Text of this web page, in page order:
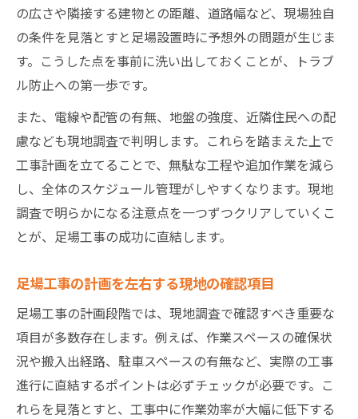
の広さや隣接する建物との距離、道路幅など、現場独自
の条件を見落とすと足場設置時に予想外の問題が生じま
す。こうした点を事前に洗い出しておくことが、トラブ
ル防止への第一歩です。
また、電線や配管の有無、地盤の強度、近隣住民への配
慮なども現地調査で判明します。これらを踏まえた上で
工事計画を立てることで、無駄な工程や追加作業を減ら
し、全体のスケジュール管理がしやすくなります。現地
調査で明らかになる注意点を一つずつクリアしていくこ
とが、足場工事の成功に直結します。
足場工事の計画を左右する現地の確認項目
足場工事の計画段階では、現地調査で確認すべき重要な
項目が多数存在します。例えば、作業スペースの確保状
況や搬入出経路、駐車スペースの有無など、実際の工事
進行に直結するポイントは必ずチェックが必要です。こ
れらを見落とすと、工事中に作業効率が大幅に低下する